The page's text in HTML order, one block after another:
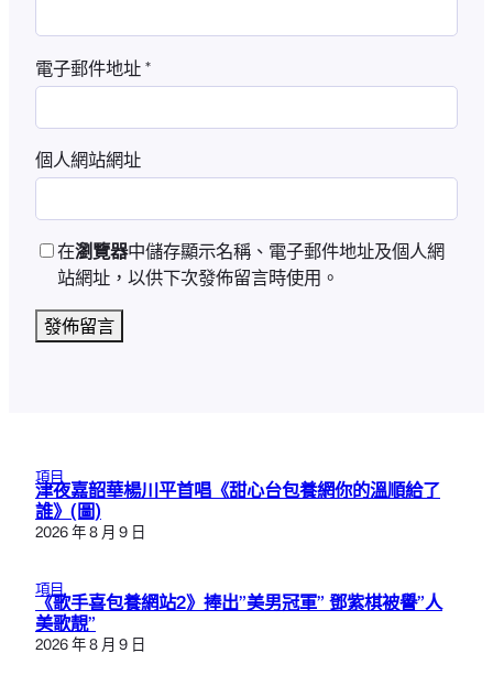
電子郵件地址*
個人網站網址
在瀏覽器中儲存顯示名稱、電子郵件地址及個人網
站網址，以供下次發佈留言時使用。
項目
津夜嘉韶華楊川平首唱《甜心台包養網你的溫順給了
誰》(圖)
2026 年 8 月 9 日
項目
《歌手喜包養網站2》捧出”美男冠軍” 鄧紫棋被譽”人
美歌靚”
2026 年 8 月 9 日